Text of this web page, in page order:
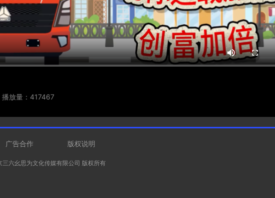
播放量：417467
广告合作 版权说明
六幺思为文化传媒有限公司 版权所有